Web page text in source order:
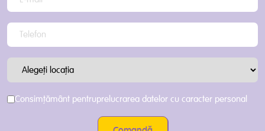
Consimțământ pentruprelucrarea datelor cu caracter personal